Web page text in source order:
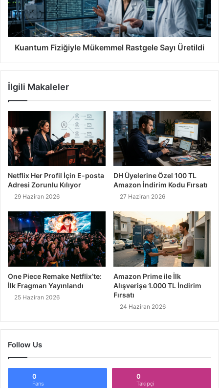
Kuantum Fiziğiyle Mükemmel Rastgele Sayı Üretildi
İlgili Makaleler
Netflix Her Profil İçin E-posta
Adresi Zorunlu Kılıyor
29 Haziran 2026
DH Üyelerine Özel 100 TL
Amazon İndirim Kodu Fırsatı
27 Haziran 2026
One Piece Remake Netflix’te:
İlk Fragman Yayınlandı
25 Haziran 2026
Amazon Prime ile İlk
Alışverişe 1.000 TL İndirim
Fırsatı
24 Haziran 2026
Follow Us
0
Fans
0
Takipçi